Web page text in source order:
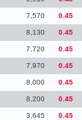
7,570 0.45
8,130 0.45
7,720 0.45
7,970 0.45
8,000 0.45
8,200 0.45
3,645 0.45